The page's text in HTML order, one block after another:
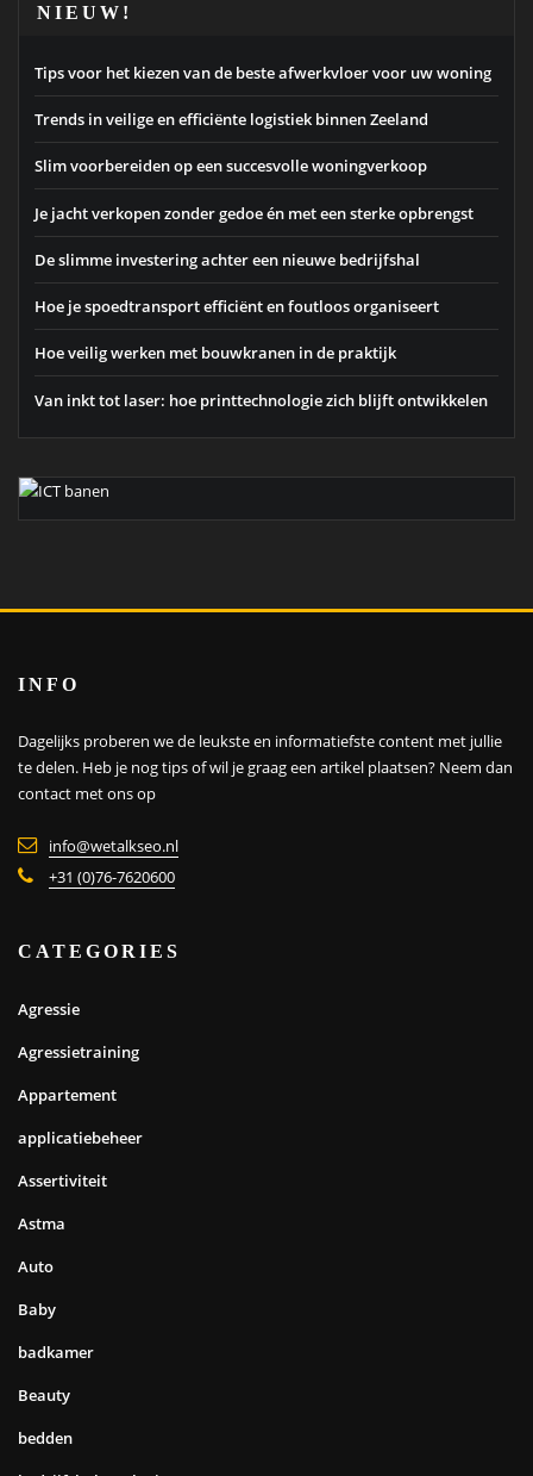
NIEUW!
Tips voor het kiezen van de beste afwerkvloer voor uw woning
Trends in veilige en efficiënte logistiek binnen Zeeland
Slim voorbereiden op een succesvolle woningverkoop
Je jacht verkopen zonder gedoe én met een sterke opbrengst
De slimme investering achter een nieuwe bedrijfshal
Hoe je spoedtransport efficiënt en foutloos organiseert
Hoe veilig werken met bouwkranen in de praktijk
Van inkt tot laser: hoe printtechnologie zich blijft ontwikkelen
INFO
Dagelijks proberen we de leukste en informatiefste content met jullie
te delen. Heb je nog tips of wil je graag een artikel plaatsen? Neem dan
contact met ons op
info@wetalkseo.nl
+31 (0)76-7620600
CATEGORIES
Agressie
Agressietraining
Appartement
applicatiebeheer
Assertiviteit
Astma
Auto
Baby
badkamer
Beauty
bedden